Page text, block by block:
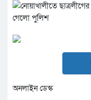
অনলাইন ডেস্ক